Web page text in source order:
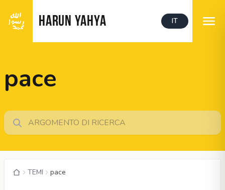
HARUN YAHYA IT
pace
TEMI pace